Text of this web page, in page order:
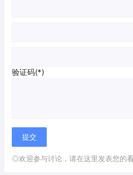
验证码(*)
◎欢迎参与讨论，请在这里发表您的看